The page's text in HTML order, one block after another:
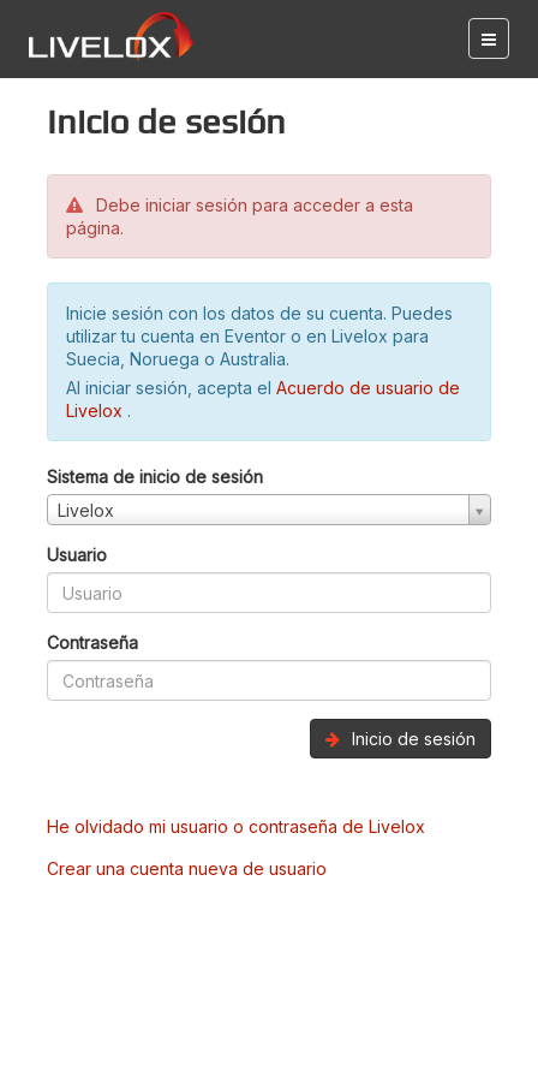
Inicio de sesión
Debe iniciar sesión para acceder a esta
página.
Inicie sesión con los datos de su cuenta. Puedes
utilizar tu cuenta en Eventor o en Livelox para
Suecia, Noruega o Australia.
Al iniciar sesión, acepta el Acuerdo de usuario de
Livelox .
Sistema de inicio de sesión
Livelox
Usuario
Contraseña
Inicio de sesión
He olvidado mi usuario o contraseña de Livelox
Crear una cuenta nueva de usuario